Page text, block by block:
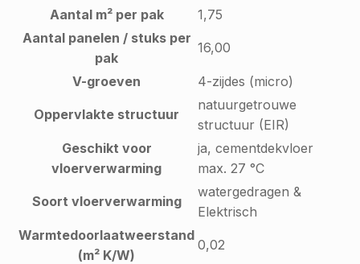
Aantal m² per pak
1,75
Aantal panelen / stuks per
pak
16,00
V-groeven 4-zijdes (micro)
Oppervlakte structuur
natuurgetrouwe
structuur (EIR)
Geschikt voor
vloerverwarming
ja, cementdekvloer
max. 27 °C
Soort vloerverwarming
watergedragen &
Elektrisch
Warmtedoorlaatweerstand
(m² K/W)
0,02